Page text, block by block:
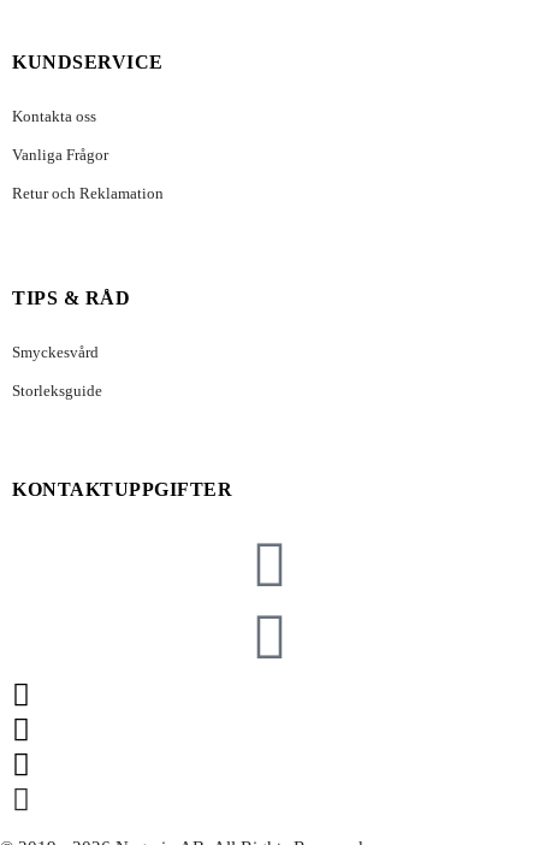
KUNDSERVICE
Kontakta oss
Vanliga Frågor
Retur och Reklamation
TIPS & RÅD
Smyckesvård
Storleksguide
KONTAKTUPPGIFTER